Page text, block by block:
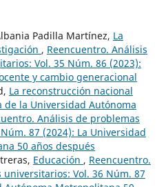
Padilla Martínez, La
, Reencuentro. Análisis
Vol. 35 Núm. 86 (2023):
y cambio generacional
La reconstrucción nacional
la Universidad Autónoma
Análisis de problemas
87 (2024): La Universidad
50 años después
Educación , Reencuentro.
Vol. 36 Núm. 87